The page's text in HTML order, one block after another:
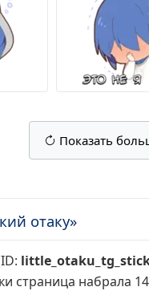
Показать
отаку»
страница набрала